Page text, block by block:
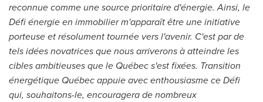
reconnue comme une source prioritaire d'énergie. Ainsi, le
Défi énergie en immobilier m'apparaît être une initiative
porteuse et résolument tournée vers l'avenir. C'est par de
tels idées novatrices que nous arriverons à atteindre les
cibles ambitieuses que le Québec s'est fixées. Transition
énergétique Québec appuie avec enthousiasme ce Défi
qui, souhaitons-le, encouragera de nombreux